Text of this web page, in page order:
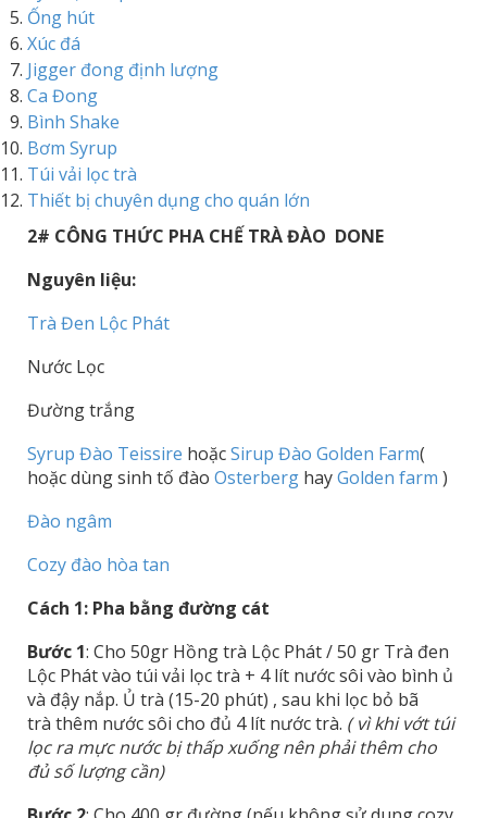
Ống hút
Xúc đá
Jigger đong định lượng
Ca Đong
Bình Shake
Bơm Syrup
Túi vải lọc trà
Thiết bị chuyên dụng cho quán lớn
2# CÔNG THỨC PHA CHẾ TRÀ ĐÀO DONE
Nguyên liệu:
Trà Đen Lộc Phát
Nước Lọc
Đường trắng
Syrup Đào Teissire hoặcSirup Đào Golden Farm(
hoặc dùng sinh tố đào Osterberg hayGolden farm )
Đào ngâm
Cozy đào hòa tan
Cách 1: Pha bằng đường cát
Bước 1: Cho 50gr Hồng trà Lộc Phát / 50 gr Trà đen
Lộc Phát vào túi vải lọc trà + 4 lít nước sôi vào bình ủ
và đậy nắp. Ủ trà (15-20 phút) , sau khi lọc bỏ bã
trà thêm nước sôi cho đủ 4 lít nước trà. ( vì khi vớt túi
lọc ra mực nước bị thấp xuống nên phải thêm cho
đủ số lượng cần)